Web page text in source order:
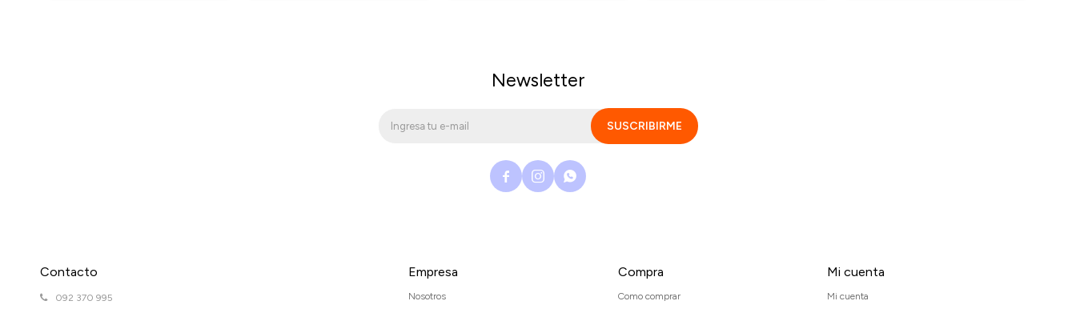
Contacto
092 370 995
Empresa
Nosotros
Compra
Como comprar
Mi cuenta
Mi cuenta
Newsletter
SUSCRIBIRME
  